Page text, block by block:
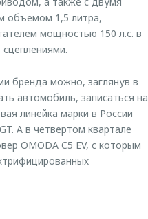
объемом 1,5 литра,
мощностью 150 л.с. в
бренда можно, заглянув в
автомобиль, записаться на
линейка марки в России
А в четвертом квартале
OMODA C5 EV, с которым